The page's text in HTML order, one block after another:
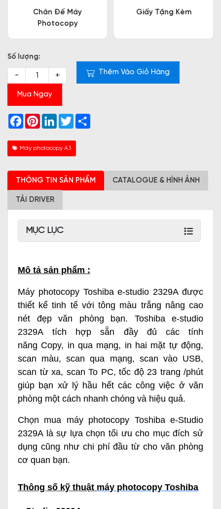
Chân Đế Máy
Photocopy
Giấy Tặng Kèm
Số lượng:
- + Thêm Vào Giỏ Hàng
Mua Ngay
Facebook
PinterestLinkedInTwitter
Máy photocopy A3
THÔNG TIN SẢN PHẨM CATALOGUE & HÌNH ẢNH
TẢI DRIVER
MỤC LỤC
Mô tả sản phẩm :
Máy photocopy Toshiba e-studio 2329A được
thiết kế tinh tế với tông màu trắng nâng cao
nét đẹp văn phòng bạn. Toshiba e-studio
2329A tích hợp sẵn đầy đủ các tính
năng Copy, in qua mạng, in hai mặt tự động,
scan màu, scan qua mạng, scan vào USB,
scan từ xa, scan To PC, tốc độ 23 trang /phút
giúp bạn xử lý hầu hết các công việc ở văn
phòng một cách nhanh chóng và hiệu quả.
Chọn mua máy photocopy Toshiba e-Studio
2329A là sự lựa chọn tối ưu cho mục đích sử
dụng cũng như chi phí đầu từ cho văn phòng
cơ quan bạn.
Thông số kỹ thuật máy photocopy Toshiba